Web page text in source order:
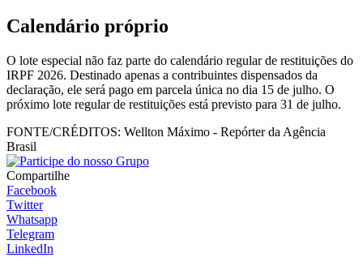
Calendário próprio
O lote especial não faz parte do calendário regular de restituições do
IRPF 2026. Destinado apenas a contribuintes dispensados da
declaração, ele será pago em parcela única no dia 15 de julho. O
próximo lote regular de restituições está previsto para 31 de julho.
FONTE/CRÉDITOS: Wellton Máximo - Repórter da Agência
Brasil
Compartilhe
Facebook
Twitter
Whatsapp
Telegram
LinkedIn